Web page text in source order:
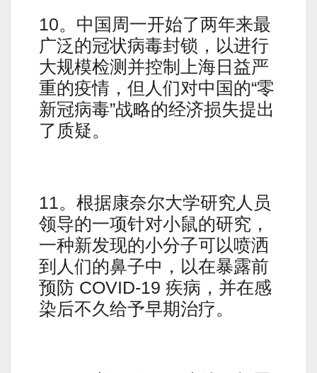
10。中国周一开始了两年来最
广泛的冠状病毒封锁，以进行
大规模检测并控制上海日益严
重的疫情，但人们对中国的“零
新冠病毒”战略的经济损失提出
了质疑。
11。根据康奈尔大学研究人员
领导的一项针对小鼠的研究，
一种新发现的小分子可以喷洒
到人们的鼻子中，以在暴露前
预防 COVID-19 疾病，并在感
染后不久给予早期治疗。